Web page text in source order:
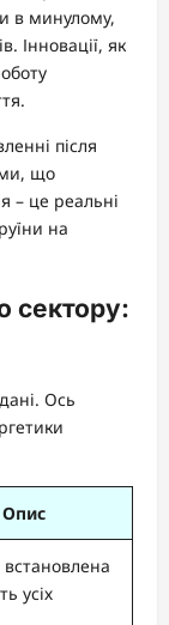
в минулому,
Інновації, як
після
що
– це реальні
на
сектору:
Ось
Опис
усіх